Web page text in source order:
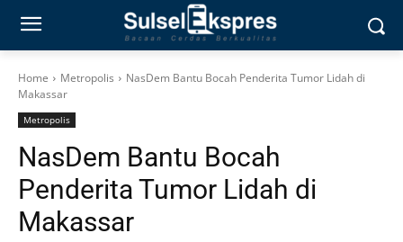
Home Metropolis
NasDem Bantu Bocah Penderita Tumor Lidah di
Makassar
Metropolis
NasDem Bantu Bocah
Penderita Tumor Lidah di
Makassar